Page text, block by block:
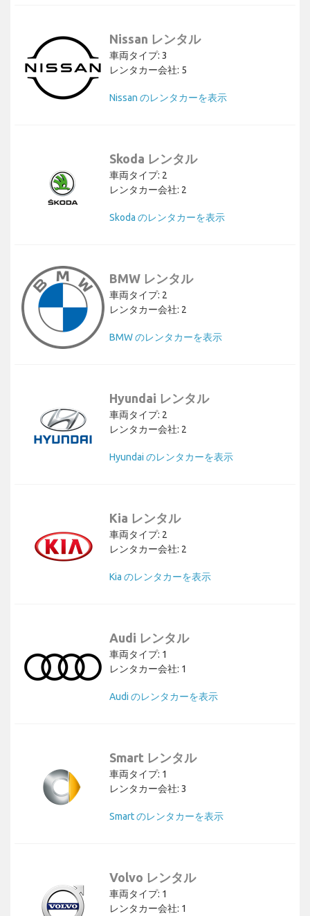
Nissan レンタル
車両タイプ: 3
レンタカー会社: 5
Nissan のレンタカーを表示
Skoda レンタル
車両タイプ: 2
レンタカー会社: 2
Skoda のレンタカーを表示
BMW レンタル
車両タイプ: 2
レンタカー会社: 2
BMW のレンタカーを表示
Hyundai レンタル
車両タイプ: 2
レンタカー会社: 2
Hyundai のレンタカーを表示
Kia レンタル
車両タイプ: 2
レンタカー会社: 2
Kia のレンタカーを表示
Audi レンタル
車両タイプ: 1
レンタカー会社: 1
Audi のレンタカーを表示
Smart レンタル
車両タイプ: 1
レンタカー会社: 3
Smart のレンタカーを表示
Volvo レンタル
車両タイプ: 1
レンタカー会社: 1